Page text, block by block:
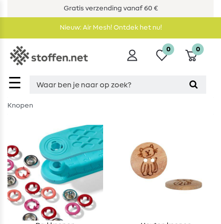
Gratis verzending vanaf 60 €
Nieuw: Air Mesh! Ontdek het nu!
☰
0 0
Knopen